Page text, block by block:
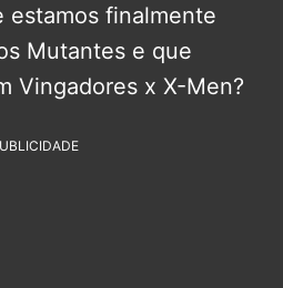
estamos finalmente
Mutantes e que
Vingadores x X-Men?